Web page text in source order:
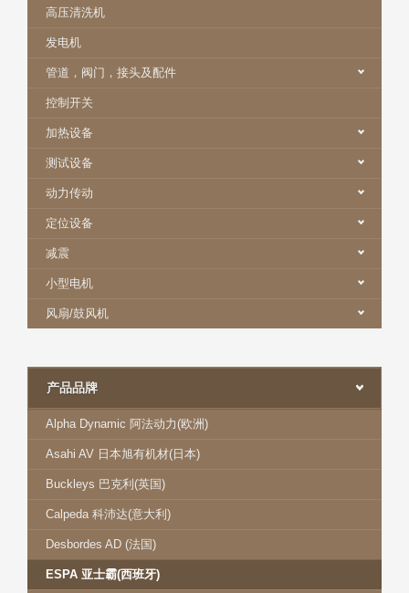
高压清洗机
发电机
管道，阀门，接头及配件
控制开关
加热设备
测试设备
动力传动
定位设备
减震
小型电机
风扇/鼓风机
产品品牌
Alpha Dynamic 阿法动力(欧洲)
Asahi AV 日本旭有机材(日本)
Buckleys 巴克利(英国)
Calpeda 科沛达(意大利)
Desbordes AD (法国)
ESPA 亚士霸(西班牙)